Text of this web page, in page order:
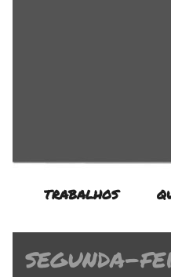
TRABALHOS
segunda-